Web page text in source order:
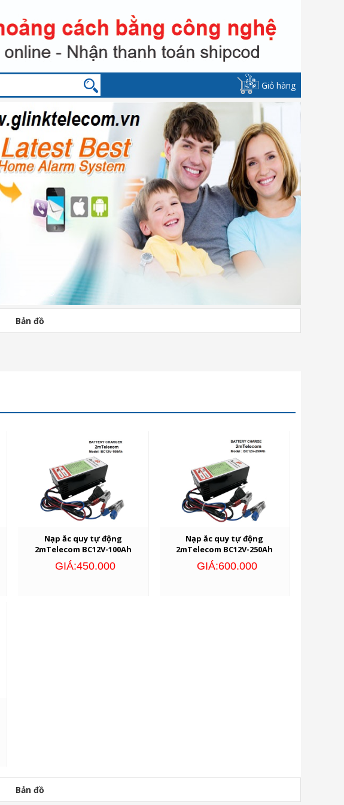
Giỏ hàng
Bản đồ
Nạp ắc quy tự động
2mTelecom BC12V-100Ah
GIÁ:450.000
Nạp ắc quy tự động
2mTelecom BC12V-250Ah
GIÁ:600.000
Bản đồ